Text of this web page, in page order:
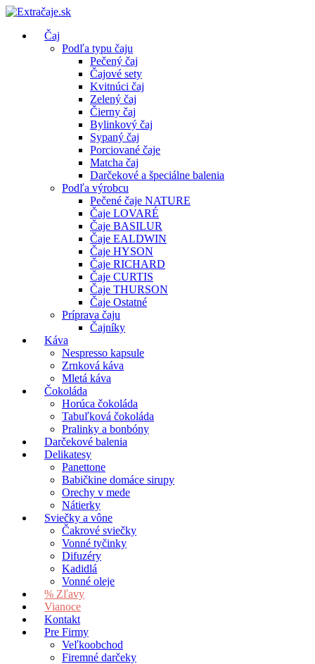
Čaj
Podľa typu čaju
Pečený čaj
Čajové sety
Kvitnúci čaj
Zelený čaj
Čierny čaj
Bylinkový čaj
Sypaný čaj
Porciované čaje
Matcha čaj
Darčekové a špeciálne balenia
Podľa výrobcu
Pečené čaje NATURE
Čaje LOVARÉ
Čaje BASILUR
Čaje EALDWIN
Čaje HYSON
Čaje RICHARD
Čaje CURTIS
Čaje THURSON
Čaje Ostatné
Príprava čaju
Čajníky
Káva
Nespresso kapsule
Zrnková káva
Mletá káva
Čokoláda
Horúca čokoláda
Tabuľková čokoláda
Pralinky a bonbóny
Darčekové balenia
Delikatesy
Panettone
Babičkine domáce sirupy
Orechy v mede
Nátierky
Sviečky a vône
Čakrové sviečky
Vonné tyčinky
Difuzéry
Kadidlá
Vonné oleje
% Zľavy
Vianoce
Kontakt
Pre Firmy
Veľkoobchod
Firemné darčeky